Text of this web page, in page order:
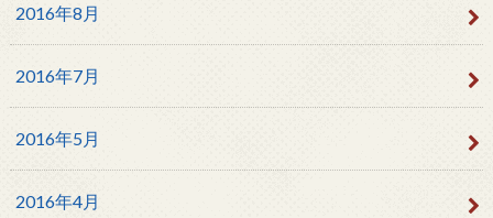
2016年8月
2016年7月
2016年5月
2016年4月